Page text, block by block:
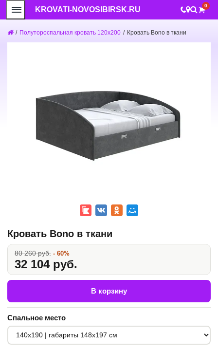
KROVATI-NOVOSIBIRSK.RU 0
/ Полутороспальная кровать 120x200 / Кровать Bono в ткани
Кровать Bono в ткани
80 260 руб. - 60%
32 104 руб.
В корзину
Спальное место